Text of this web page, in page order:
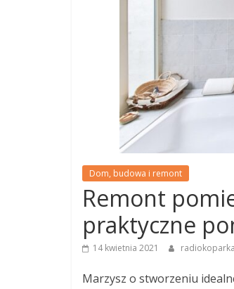
Dom, budowa i remont
Remont
praktyczne
14 kwietnia 2021
Marzysz o stworzeniu